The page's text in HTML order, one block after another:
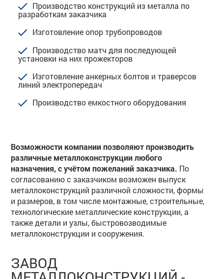
Производство конструкций из металла по
разработкам заказчика
Изготовление опор трубопроводов
Производство матч для последующей
установки на них прожекторов
Изготовление анкерных болтов и траверсов
линий электропередач
Производство емкостного оборудования
Возможности компании позволяют производить
различные металлоконструкции любого
назначения, с учётом пожеланий заказчика. По
согласованию с заказчиком возможен выпуск
металлоконструкций различной сложности, формы
и размеров, в том числе монтажные, строительные,
технологические металлические конструкции, а
также детали и узлы, быстровозводимые
металлоконструкции и сооружения.
ЗАВОД